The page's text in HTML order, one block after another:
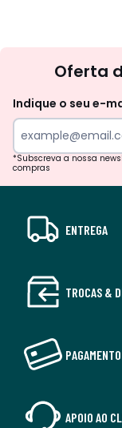
Oferta
Indique o seu e-
*Subscreva a nossa
compras
ENTREGA
TROCAS &
APOIO AO